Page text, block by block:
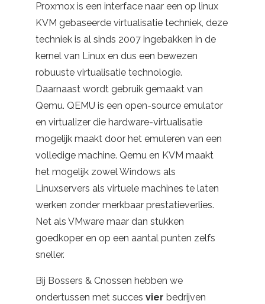
Proxmox is een interface naar een op linux
KVM gebaseerde virtualisatie techniek, deze
techniek is al sinds 2007 ingebakken in de
kernel van Linux en dus een bewezen
robuuste virtualisatie technologie.
Daarnaast wordt gebruik gemaakt van
Qemu. QEMU is een open-source emulator
en virtualizer die hardware-virtualisatie
mogelijk maakt door het emuleren van een
volledige machine. Qemu en KVM maakt
het mogelijk zowel Windows als
Linuxservers als virtuele machines te laten
werken zonder merkbaar prestatieverlies.
Net als VMware maar dan stukken
goedkoper en op een aantal punten zelfs
sneller.
Bij Bossers & Cnossen hebben we
ondertussen met succesvier bedrijven